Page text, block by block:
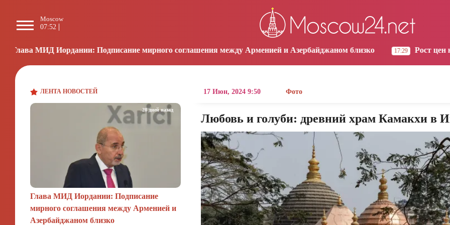
Moscow
07:52
Yerevan
08:52 08:52
Moscow
07:52
Подписание мирного соглашения между Арменией и Азербайджаном близко 17:29 Рост цен на продукты в
ЛЕНТА НОВОСТЕЙ
Глава МИД Иордании: Подписание
мирного соглашения между Арменией и
Азербайджаном близко
28 дней назад
17 Июн, 2024 9:50 Фото
Любовь и голуби: древний храм Камакхи в